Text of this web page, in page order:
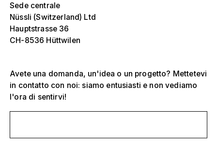
Sede centrale
Nüssli (Switzerland) Ltd
Hauptstrasse 36
CH-8536 Hüttwilen
Avete una domanda, un'idea o un progetto? Mettetevi
in contatto con noi: siamo entusiasti e non vediamo
l'ora di sentirvi!
Tribune, stadi e arene
Palchi
Strutture per eventi
Costruzione di saloni
Seleziona una regione o un paese specifico
Europa
Medio Oriente e Africa
Asia e Pacifico